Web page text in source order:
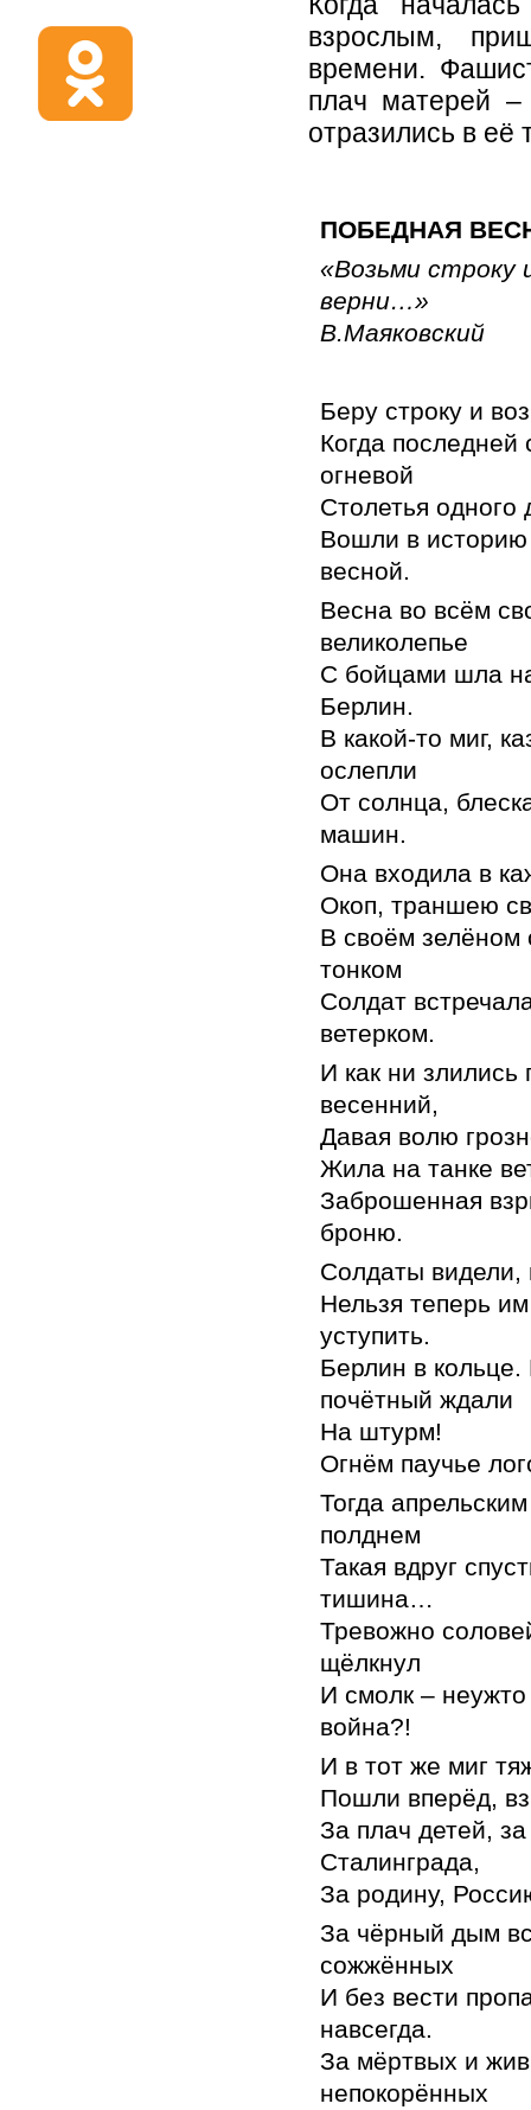
взрослым,
времени.
плач матерей
отразились в её
ПОБЕДНАЯ
«Возьми строку
верни…»
В.Маяковский
Беру строку и
Когда последней
огневой
Столетья одного
Вошли в
весной.
Весна во всём
великолепье
С бойцами шла
Берлин.
В какой-то миг,
ослепли
От солнца,
машин.
Она входила в
Окоп, траншею
В своём зелёном
тонком
Солдат
ветерком.
И как ни злились
весенний,
Давая волю
Жила на танке
Заброшенная
броню.
Солдаты видели,
Нельзя теперь
уступить.
Берлин в кольце.
почётный ждали
На штурм!
Огнём паучье
Тогда
полднем
Такая вдруг
тишина…
Тревожно
щёлкнул
И смолк – неужто
война?!
И в тот же миг
Пошли вперёд,
За плач детей,
Сталинграда,
За родину,
За чёрный дым
сожжённых
И без вести
навсегда.
За мёртвых и
непокорённых